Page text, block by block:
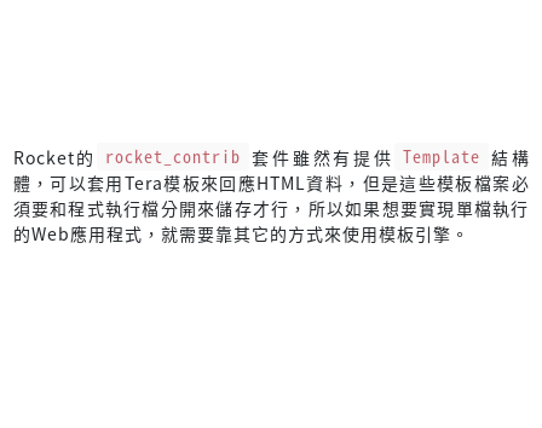
Rocket的 rocket_contrib 套件雖然有提供 Template 結構
體，可以套用Tera模板來回應HTML資料，但是這些模板檔案必
須要和程式執行檔分開來儲存才行，所以如果想要實現單檔執行
的Web應用程式，就需要靠其它的方式來使用模板引擎。